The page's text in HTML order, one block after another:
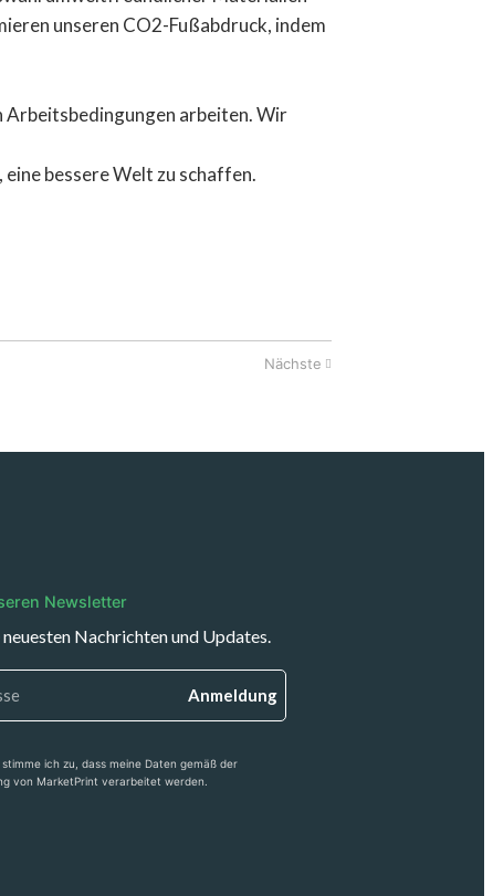
unseren CO2-Fußabdruck, indem
Arbeitsbedingungen arbeiten. Wir
bessere Welt zu schaffen.
Nächste
Newsletter
Nachrichten und Updates.
Anmeldung
ich zu, dass meine Daten gemäß der
von MarketPrint verarbeitet werden.